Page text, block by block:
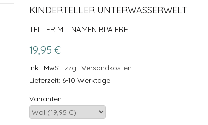
KINDERTELLER UNTERWASSERWELT
TELLER MIT NAMEN BPA FREI
19,95 €
inkl. MwSt. zzgl. Versandkosten
Lieferzeit: 6-10 Werktage
Varianten